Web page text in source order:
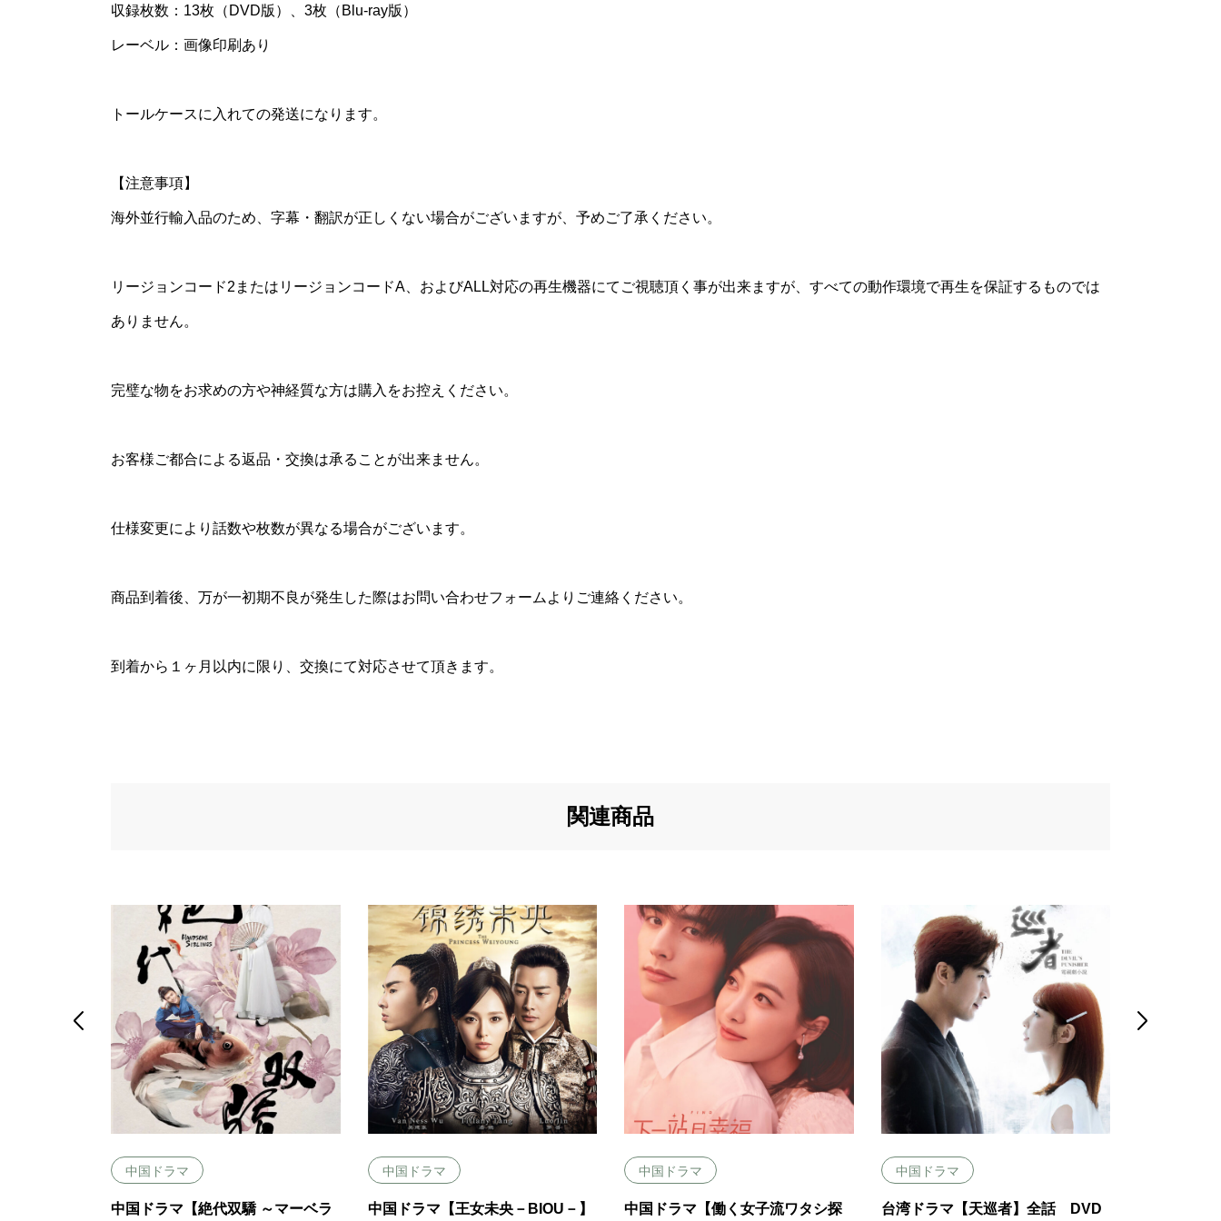
収録枚数：13枚（DVD版）、3枚（Blu-ray版）
レーベル：画像印刷あり
トールケースに入れての発送になります。
【注意事項】
海外並行輸入品のため、字幕・翻訳が正しくない場合がございますが、予めご了承ください。
リージョンコード2またはリージョンコードA、およびALL対応の再生機器にてご視聴頂く事が出来ますが、すべての動作環境で再生を保証するものでは
ありません。
完璧な物をお求めの方や神経質な方は購入をお控えください。
お客様ご都合による返品・交換は承ることが出来ません。
仕様変更により話数や枚数が異なる場合がございます。
商品到着後、万が一初期不良が発生した際はお問い合わせフォームよりご連絡ください。
到着から１ヶ月以内に限り、交換にて対応させて頂きます。
関連商品
中国ドラマ
中国ドラマ【絶代双驕 ～マーベラ
中国ドラマ
中国ドラマ【王女未央－BIOU－】
中国ドラマ
中国ドラマ【働く女子流ワタシ探
中国ドラマ
台湾ドラマ【天巡者】全話 DVD
 